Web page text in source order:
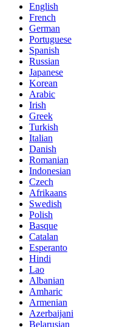
English
French
German
Portuguese
Spanish
Russian
Japanese
Korean
Arabic
Irish
Greek
Turkish
Italian
Danish
Romanian
Indonesian
Czech
Afrikaans
Swedish
Polish
Basque
Catalan
Esperanto
Hindi
Lao
Albanian
Amharic
Armenian
Azerbaijani
Belarusian